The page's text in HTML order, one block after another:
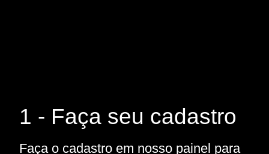
1 - Faça seu cadastro
Faça o cadastro em nosso painel para